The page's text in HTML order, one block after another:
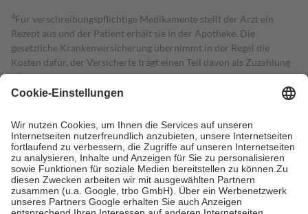
4Für verschreibungspflichtige Medikamente stellt der Arzt ein
Rezept aus und der Patient erhält sie in der Apotheke. Die
gesetzliche Krankenversicherung übernimmt in der Regel die
Kosten dafür, der Versicherte trägt einen Teil davon als Zuzahlung
mit.
Grundsätzlich leisten Mitglieder Zuzahlungen in Höhe von zehn
höchstens zehn Euro.
Es sind jedoch nie mehr als die tatsächlichen
Kosten der Leistung zu entrichten.
Diese Regeln gelten grundsätzlich auch für Online-Apotheken.
Bei Heilmitteln und häuslicher Krankenpflege beträgt die
Zuzahlung zehn Prozent der Kosten sowie zehn Euro je
Verordnung.
Um das Engagement der Versicherten für ihre eigene Gesundheit zu